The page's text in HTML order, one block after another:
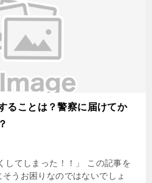
ることは？警察に届けてか
してしまった！！」 この記事を
うお困りなのではないでしょ